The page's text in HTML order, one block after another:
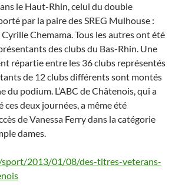
le Haut-Rhin, celui du double
par la paire des SREG Mulhouse :
Chemama. Tous les autres ont été
des clubs du Bas-Rhin. Une
répartie entre les 36 clubs représentés
de 12 clubs différents sont montés
du podium. L’ABC de Châtenois, qui a
deux journées, a même été
de Vanessa Ferry dans la catégorie
dames.
2013/01/08/des-titres-veterans-